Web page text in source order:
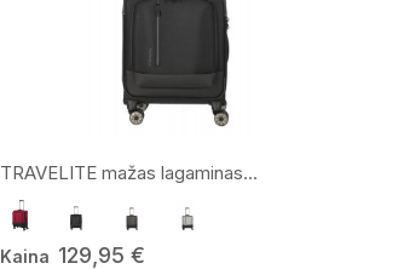
TRAVELITE mažas lagaminas...
Kaina 129,95 €